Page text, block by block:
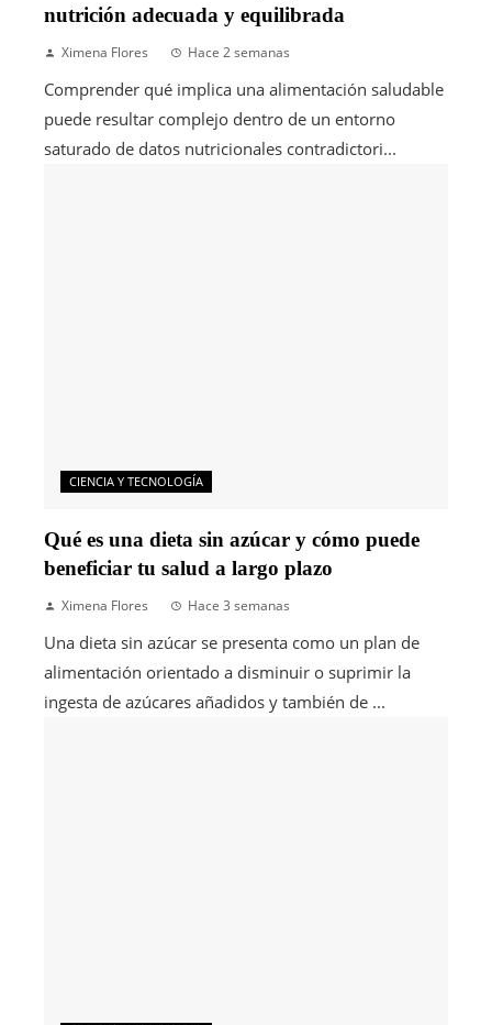
nutrición adecuada y equilibrada
Ximena Flores Hace 2 semanas
Comprender qué implica una alimentación saludable
puede resultar complejo dentro de un entorno
saturado de datos nutricionales contradictori...
CIENCIA Y TECNOLOGÍA
Qué es una dieta sin azúcar y cómo puede
beneficiar tu salud a largo plazo
Ximena Flores Hace 3 semanas
Una dieta sin azúcar se presenta como un plan de
alimentación orientado a disminuir o suprimir la
ingesta de azúcares añadidos y también de ...